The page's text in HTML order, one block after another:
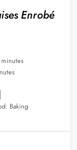
Enrobé
minutes
Baking